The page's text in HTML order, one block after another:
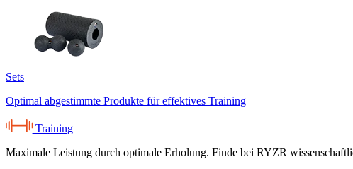
Sets
Optimal abgestimmte Produkte für effektives Training
Training
Maximale Leistung durch optimale Erholung. Finde bei RYZR